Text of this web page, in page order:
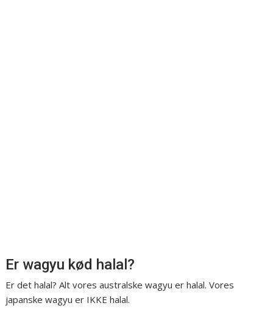
Er wagyu kød halal?
Er det halal? Alt vores australske wagyu er halal. Vores
japanske wagyu er IKKE halal.